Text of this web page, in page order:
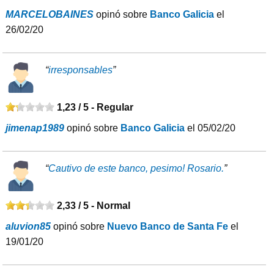
MARCELOBAINES opinó sobre Banco Galicia el
26/02/20
“irresponsables”
1,23 / 5 - Regular
jimenap1989 opinó sobre Banco Galicia el 05/02/20
“Cautivo de este banco, pesimo! Rosario.”
2,33 / 5 - Normal
aluvion85 opinó sobre Nuevo Banco de Santa Fe el
19/01/20